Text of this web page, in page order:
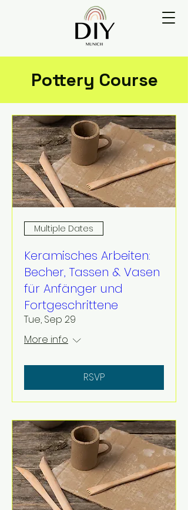
Pottery Course
Multiple Dates
Keramisches Arbeiten:
Becher, Tassen & Vasen
für Anfänger und
Fortgeschrittene
Tue, Sep 29
More info
RSVP